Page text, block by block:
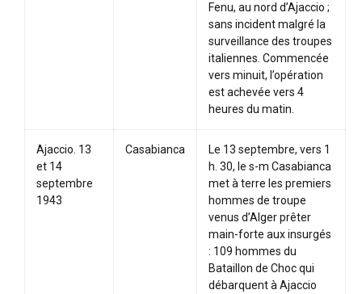
Fenu, au nord d’Ajaccio ;
sans incident malgré la
surveillance des troupes
italiennes. Commencée
vers minuit, l’opération
est achevée vers 4
heures du matin.
Ajaccio. 13
et 14
septembre
1943
Casabianca
Le 13 septembre, vers 1
h. 30, le s-m Casabianca
met à terre les premiers
hommes de troupe
venus d’Alger prêter
main-forte aux insurgés
: 109 hommes du
Bataillon de Choc qui
débarquent à Ajaccio